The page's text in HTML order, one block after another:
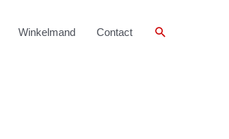
Winkelmand Contact Zoeken